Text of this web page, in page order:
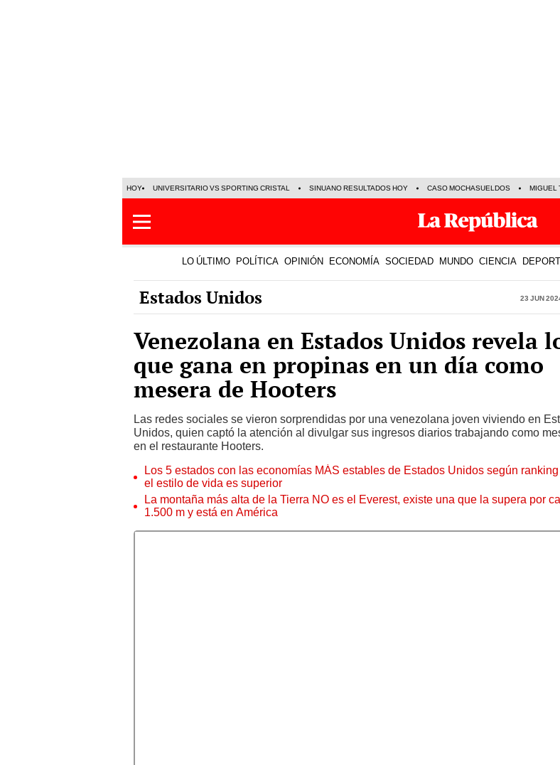
HOY UNIVERSITARIO VS SPORTING CRISTAL SINUANO RESULTADOS HOY CASO MOCHASUELDOS MIGUEL
LO ÚLTIMO POLÍTICA OPINIÓN ECONOMÍA SOCIEDAD MUNDO CIENCIA
Estados Unidos 23 Jun
Venezolana en Estados Unidos revela
que gana en propinas en un día como
mesera de Hooters
Las redes sociales se vieron sorprendidas por una venezolana joven viviendo en
Unidos, quien captó la atención al divulgar sus ingresos diarios trabajando como
en el restaurante Hooters.
Los 5 estados con las economías MÁS estables de Estados Unidos según
el estilo de vida es superior
La montaña más alta de la Tierra NO es el Everest, existe una que la supera por
1.500 m y está en América